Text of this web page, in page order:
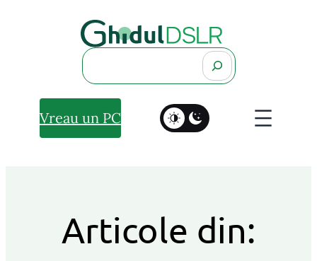
Search
Vreau un PC
Articole din: